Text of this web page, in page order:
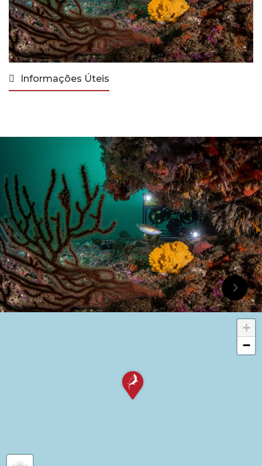
Informações Úteis
+
−